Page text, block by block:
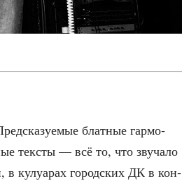
блат­ные гар­мо­
тек­сты — всё то, что зву­ча­ло
в кулу­а­рах город­ских ДК в кон­